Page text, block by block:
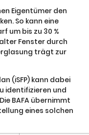
Eigentümer den
So kann eine
um bis zu 30 %
Fenster durch
trägt zur
(iSFP) kann dabei
identifizieren und
BAFA übernimmt
eines solchen